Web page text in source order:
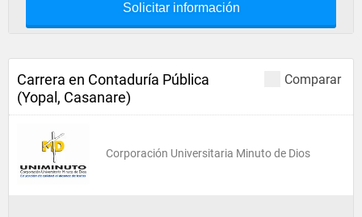
Solicitar información
Comparar
Carrera en Contaduría Pública
(Yopal, Casanare)
Corporación Universitaria Minuto de Dios